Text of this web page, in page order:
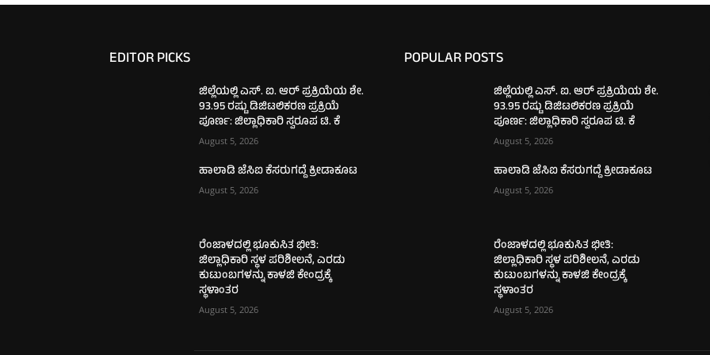
EDITOR PICKS
ಜಿಲ್ಲೆಯಲ್ಲಿ ಎಸ್. ಐ. ಆರ್ ಪ್ರಕ್ರಿಯೆಯ ಶೇ.
93.95 ರಷ್ಟು ಡಿಜಿಟಲಿಕರಣ ಪ್ರಕ್ರಿಯೆ
ಪೂರ್ಣ: ಜಿಲ್ಲಾಧಿಕಾರಿ ಸ್ವರೂಪ ಟಿ. ಕೆ
August 5, 2026
ಹಾಲಾಡಿ ಜೆಸಿಐ ಕೆಸರುಗದ್ದೆ ಕ್ರೀಡಾಕೂಟ
August 5, 2026
ರೆಂಜಾಳದಲ್ಲಿ ಭೂಕುಸಿತ ಭೀತಿ:
ಜಿಲ್ಲಾಧಿಕಾರಿ ಸ್ಥಳ ಪರಿಶೀಲನೆ, ಎರಡು
ಕುಟುಂಬಗಳನ್ನು ಕಾಳಜಿ ಕೇಂದ್ರಕ್ಕೆ
ಸ್ಥಳಾಂತರ
August 5, 2026
POPULAR POSTS
ಜಿಲ್ಲೆಯಲ್ಲಿ ಎಸ್. ಐ. ಆರ್ ಪ್ರಕ್ರಿಯೆಯ ಶೇ.
93.95 ರಷ್ಟು ಡಿಜಿಟಲಿಕರಣ ಪ್ರಕ್ರಿಯೆ
ಪೂರ್ಣ: ಜಿಲ್ಲಾಧಿಕಾರಿ ಸ್ವರೂಪ ಟಿ. ಕೆ
August 5, 2026
ಹಾಲಾಡಿ ಜೆಸಿಐ ಕೆಸರುಗದ್ದೆ ಕ್ರೀಡಾಕೂಟ
August 5, 2026
ರೆಂಜಾಳದಲ್ಲಿ ಭೂಕುಸಿತ ಭೀತಿ:
ಜಿಲ್ಲಾಧಿಕಾರಿ ಸ್ಥಳ ಪರಿಶೀಲನೆ, ಎರಡು
ಕುಟುಂಬಗಳನ್ನು ಕಾಳಜಿ ಕೇಂದ್ರಕ್ಕೆ
ಸ್ಥಳಾಂತರ
August 5, 2026